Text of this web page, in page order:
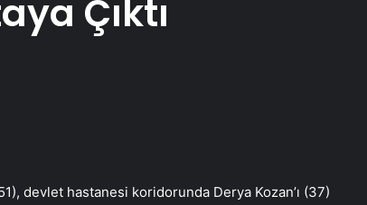
Çıktı
devlet hastanesi koridorunda Derya Kozan’ı (37)